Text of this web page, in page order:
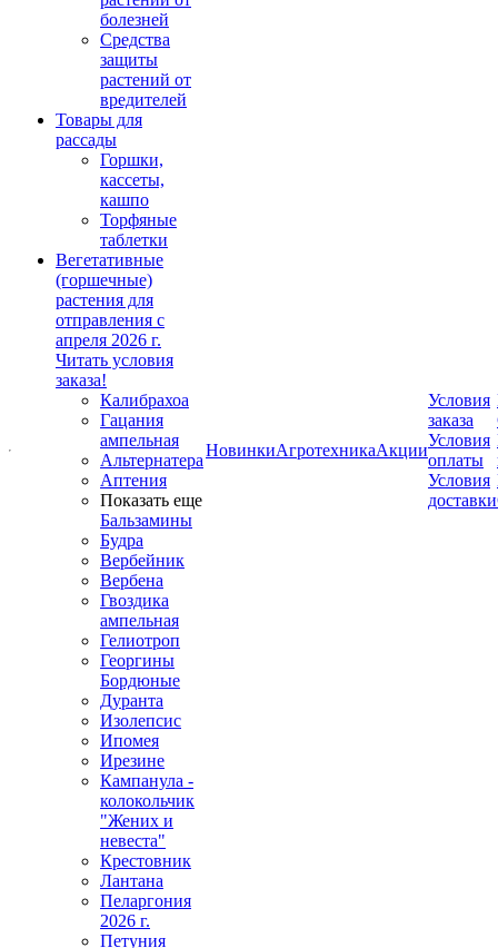
болезней
Средства
защиты
растений от
вредителей
Товары для
рассады
Горшки,
кассеты,
кашпо
Торфяные
таблетки
Вегетативные
(горшечные)
растения для
отправления с
апреля 2026 г.
Читать условия
заказа!
Калибрахоа
Гацания
ампельная
Альтернатера
Аптения
Показать еще
Бальзамины
Будра
Вербейник
Вербена
Гвоздика
ампельная
Гелиотроп
Георгины
Бордюные
Дуранта
Изолепсис
Ипомея
Ирезине
Кампанула -
колокольчик
"Жених и
невеста"
Крестовник
Лантана
Пеларгония
2026 г.
Петуния
НовинкиАгротехникаАкции
Условия
заказа
Условия
оплаты
Условия
доставки